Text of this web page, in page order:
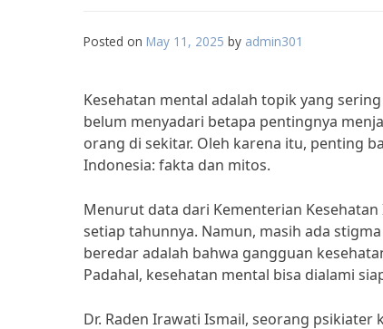
Posted on May 11, 2025 by admin301
Kesehatan mental adalah topik yang
belum menyadari betapa pentingnya
orang di sekitar. Oleh karena itu, penting
Indonesia: fakta dan mitos.
Menurut data dari Kementerian
setiap tahunnya. Namun, masih ada
beredar adalah bahwa gangguan
Padahal, kesehatan mental bisa dialami
Dr. Raden Irawati Ismail, seorang